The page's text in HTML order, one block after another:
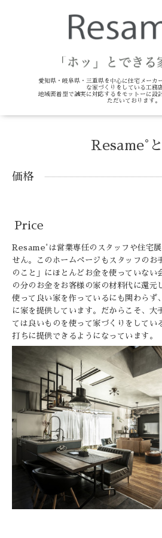
愛知県・岐阜県・三重県を中心に住宅メーカ
な家づくりをしている工務
地域密着型で誠実に対応するをモットーに設
ただいております。
Resame°
価格
Price
Resame°は営業専任のスタッフや住宅
せん。このホームページもスタッフのお
のこと」にほとんどお金を使っていない
の分のお金をお客様の家の材料代に還元
使って良い家を作っているにも関わらず
に家を提供しています。だからこそ、大
ては良いものを使って家づくりをしてい
打ちに提供できるようになっています。